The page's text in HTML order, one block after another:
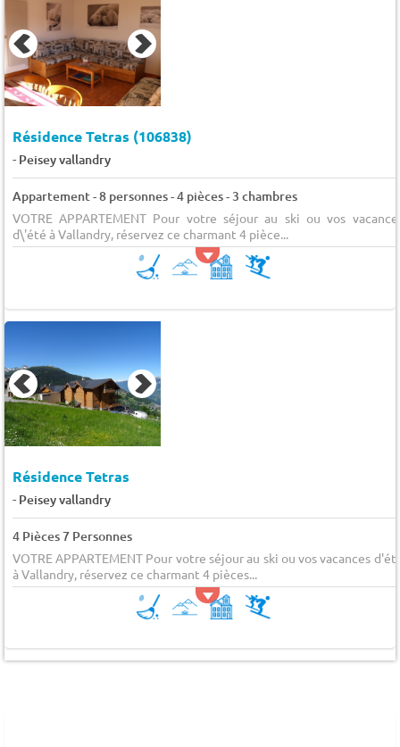
Résidence Tetras (106838)
- Peisey vallandry
Appartement - 8 personnes - 4 pièces - 3 chambres
VOTRE APPARTEMENT Pour votre séjour au ski ou vos
d\'été à Vallandry, réservez ce charmant 4 pièce...
Résidence Tetras
- Peisey vallandry
4 Pièces 7 Personnes
VOTRE APPARTEMENT Pour votre séjour au ski ou vos vacances
à Vallandry, réservez ce charmant 4 pièces...